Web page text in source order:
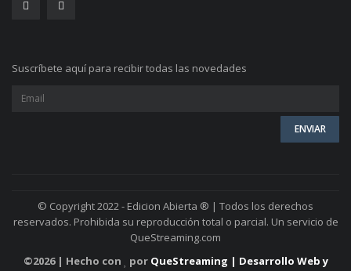
Suscríbete aquí para recibir todas las novedades
© Copyright 2022 - Edicion Abierta ® | Todos los derechos
reservados. Prohibida su reproducción total o parcial. Un servicio de
QueStreaming.com
©2026 | Hecho con por QueStreaming | Desarrollo Web y